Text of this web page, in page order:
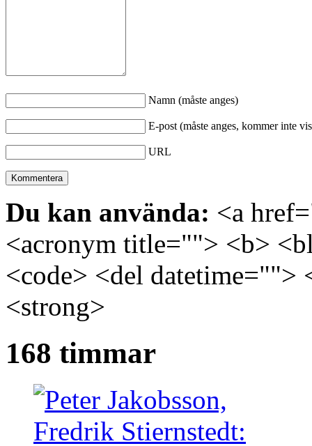
Namn (måste anges)
E-post (måste anges, kommer inte
URL
Du kan använda: <a
<acronym title=""> <b>
<code> <del
<strong>
168 timmar